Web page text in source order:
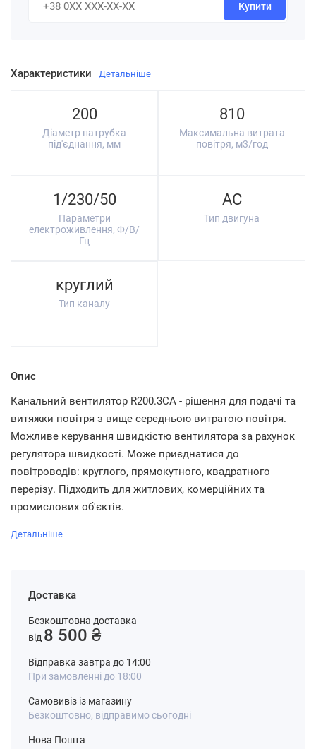
Характеристики Детальніше
200
Діаметр патрубка
під'єднання, мм
810
Максимальна витрата
повітря, м3/год
1/230/50
Параметри
електроживлення, Ф/В/
Гц
AC
Тип двигуна
круглий
Тип каналу
Опис
Канальний вентилятор R200.3CA - рішення для подачі та
витяжки повітря з вище середньою витратою повітря.
Можливе керування швидкістю вентилятора за рахунок
регулятора швидкості. Може приєднатися до
повітроводів: круглого, прямокутного, квадратного
перерізу. Підходить для житлових, комерційних та
промислових об'єктів.
Детальніше
Доставка
Безкоштовна доставка
від 8 500 ₴
Відправка завтра до 14:00
При замовленні до 18:00
Самовивіз із магазину
Безкоштовно, відправимо сьогодні
Нова Пошта
Купити